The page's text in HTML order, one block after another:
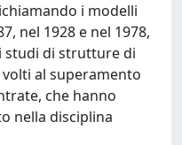
i modelli
nel 1928 e nel 1978,
studi di strutture di
al superamento
che hanno
nella disciplina